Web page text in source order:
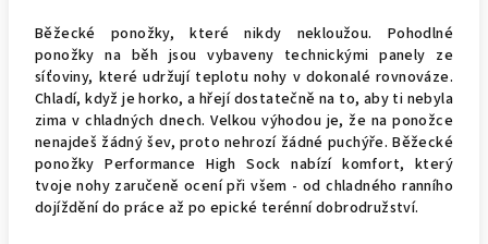
Běžecké ponožky, které nikdy nekloužou. Pohodlné
ponožky na běh jsou vybaveny technickými panely ze
síťoviny, které udržují teplotu nohy v dokonalé rovnováze.
Chladí, když je horko, a hřejí dostatečně na to, aby ti nebyla
zima v chladných dnech. Velkou výhodou je, že na ponožce
nenajdeš žádný šev, proto nehrozí žádné puchýře. Běžecké
ponožky Performance High Sock nabízí komfort, který
tvoje nohy zaručeně ocení při všem - od chladného ranního
dojíždění do práce až po epické terénní dobrodružství.